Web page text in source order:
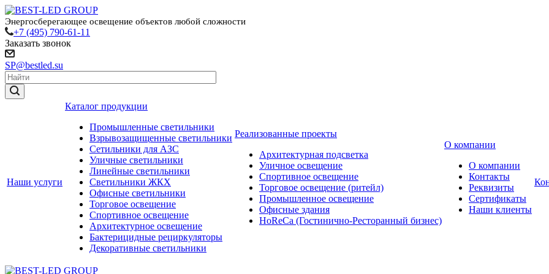
Энергосберегающее освещение объектов любой сложности
+7 (495) 790-61-11
Заказать звонок
SP@bestled.su
Наши услуги
Каталог продукции
Промышленные светильники
Взрывозащищенные светильники
Сетильники для АЗС
Уличные светильники
Линейные светильники
Светильники ЖКХ
Офисные светильники
Торговое освещение
Спортивное освещение
Архитектурное освещение
Бактерицидные рециркуляторы
Декоративные светильники
Реализованные проекты
Архитектурная подсветка
Уличное освещение
Спортивное освещение
Торговое освещение (ритейл)
Промышленное освещение
Офисные здания
HoReCa (Гостинично-Ресторанный бизнес)
О компании
О компании
Контакты
Реквизиты
Сертификаты
Наши клиенты